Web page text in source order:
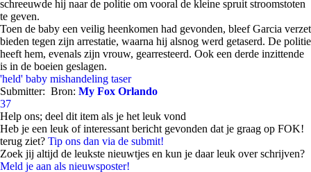
schreeuwde hij naar de politie om vooral de kleine spruit stroomstoten
te geven.
Toen de baby een veilig heenkomen had gevonden, bleef Garcia verzet
bieden tegen zijn arrestatie, waarna hij alsnog werd getaserd. De politie
heeft hem, evenals zijn vrouw, gearresteerd. Ook een derde inzittende
is in de boeien geslagen.
'held' baby mishandeling taser
Submitter: Bron: My Fox Orlando
37
Help ons; deel dit item als je het leuk vond
Heb je een leuk of interessant bericht gevonden dat je graag op FOK!
terug ziet? Tip ons dan via de submit!
Zoek jij altijd de leukste nieuwtjes en kun je daar leuk over schrijven?
Meld je aan als nieuwsposter!